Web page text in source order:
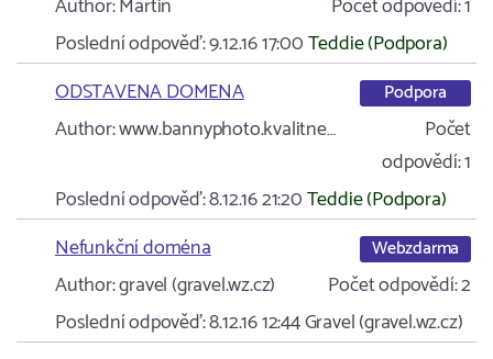
Author:Martin Počet odpovědí:1
Poslední odpověď:9.12.16 17:00Teddie (Podpora)
ODSTAVENA DOMENA
Podpora
Author:www.bannyphoto.kvalitne…
Počet
odpovědí:1
Poslední odpověď:8.12.16 21:20Teddie (Podpora)
Nefunkční doména
Webzdarma
Author:gravel (gravel.wz.cz) Počet odpovědí:2
Poslední odpověď:8.12.16 12:44Gravel (gravel.wz.cz)